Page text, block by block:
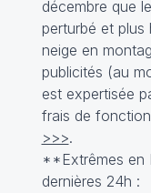
décembre que
perturbé et plus
neige en
publicités (au
est expertisée
frais de
>>>.
**Extrêmes en
dernières 24h :